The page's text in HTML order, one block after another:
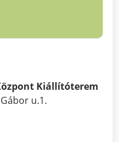
Kiállítóterem
u.1.